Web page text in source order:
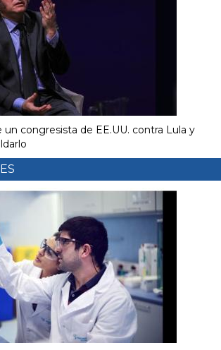
un congresista de EE.UU. contra Lula y